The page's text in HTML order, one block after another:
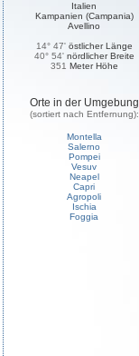
Italien
Kampanien (Campania)
Avellino
14° 47' östlicher Länge
40° 54' nördlicher Breite
351 Meter Höhe
Orte in der Umgebung
(sortiert nach Entfernung):
Montella
Salerno
Pompei
Vesuv
Neapel
Capri
Agropoli
Ischia
Foggia